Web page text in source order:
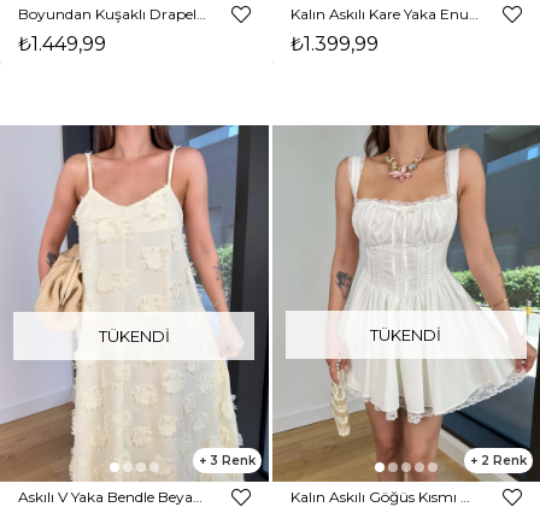
₺1.449,99 ₺1.399,99
TÜKENDI
3
TÜKENDI
2